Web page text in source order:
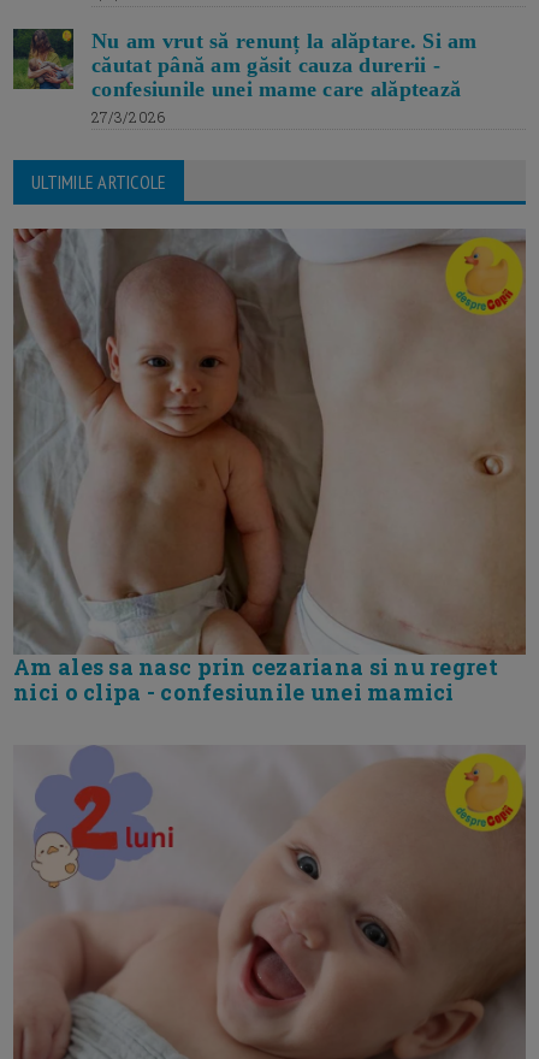
Nu am vrut să renunț la alăptare. Si am
căutat până am găsit cauza durerii -
confesiunile unei mame care alăptează
27/3/2026
ULTIMILE ARTICOLE
Am ales sa nasc prin cezariana si nu regret
nici o clipa - confesiunile unei mamici